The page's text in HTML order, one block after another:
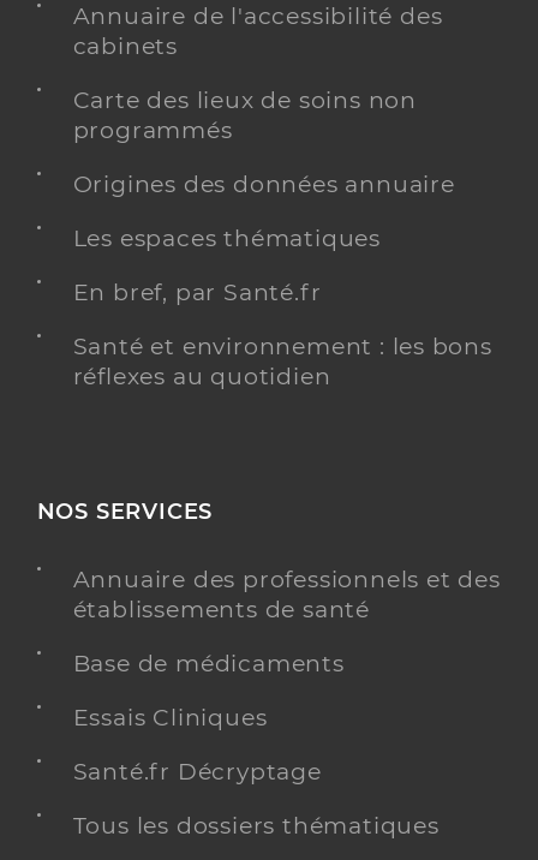
Annuaire de l'accessibilité des
cabinets
Carte des lieux de soins non
programmés
Origines des données annuaire
Les espaces thématiques
En bref, par Santé.fr
Santé et environnement : les bons
réflexes au quotidien
NOS SERVICES
Annuaire des professionnels et des
établissements de santé
Base de médicaments
Essais Cliniques
Santé.fr Décryptage
Tous les dossiers thématiques